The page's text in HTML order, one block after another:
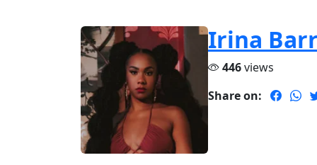
Irina
446views
Share on: